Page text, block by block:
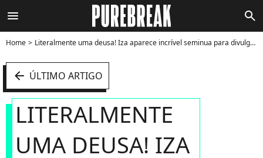
menu search
Home Literalmente uma deusa! Iza aparece incrível seminua para divulgar seu próximo álbum - Foto
arrow_left ÚLTIMO ARTIGO
LITERALMENTE
UMA DEUSA! IZA